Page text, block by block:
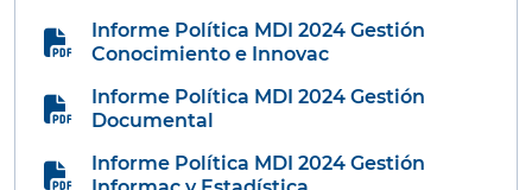
Informe Política MDI 2024 Gestión
Conocimiento e Innovac
Informe Política MDI 2024 Gestión
Documental
Informe Política MDI 2024 Gestión